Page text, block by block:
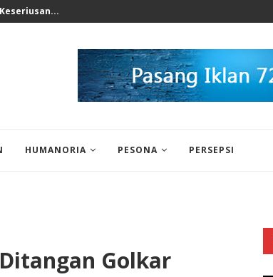
Untuk...
HUMANORIA PESONA PERSEPSI
Golkar